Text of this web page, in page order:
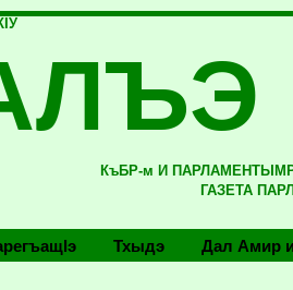
КъБР-м И
ГАЗЕТА
Тхыдэ Дал Амир